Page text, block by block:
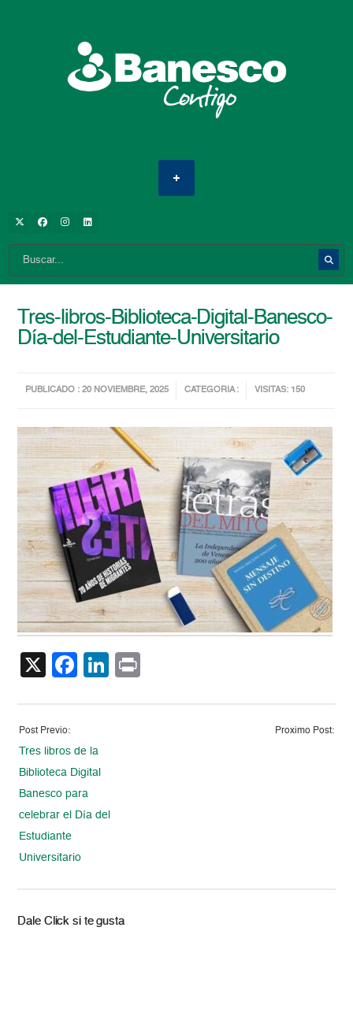
Tres-libros-Biblioteca-Digital-Banesco-
Día-del-Estudiante-Universitario
PUBLICADO : 20 NOVIEMBRE, 2025 CATEGORIA : VISITAS: 150
X Facebook
LinkedIn
Post Previo:
Tres libros de la
Biblioteca Digital
Banesco para
celebrar el Día del
Estudiante
Universitario
Proximo Post:
Dale Click si te gusta